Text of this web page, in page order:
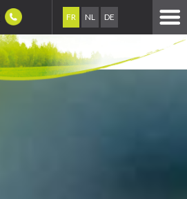
FR NL DE